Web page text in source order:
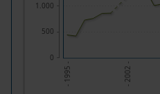
- 1995 - - 2002 -
0
500
1.000